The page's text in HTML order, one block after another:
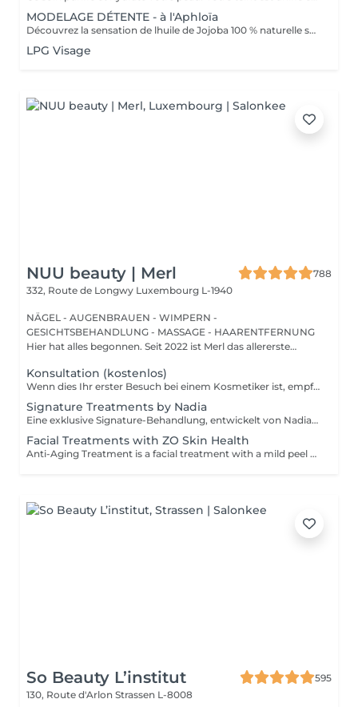
MODELAGE DÉTENTE - à l'Aphloïa
Découvrez la sensation de lhuile de Jojoba 100 % naturelle sur votre peau. Nourrie, votre peau retrouve tout son confort. Libéré de ses tensions grâce aux mains habiles de notre esthéticienne, votre visage est détendu. Bénéfices : Nourrie, votre peau retrouve tout son confort.
LPG Visage
NUU beauty | Merl
788
332, Route de Longwy Luxembourg L-1940
NÄGEL - AUGENBRAUEN - WIMPERN -
GESICHTSBEHANDLUNG - MASSAGE - HAARENTFERNUNG
Hier hat alles begonnen. Seit 2022 ist Merl das allererste
Konsultation (kostenlos)
Wenn dies Ihr erster Besuch bei einem Kosmetiker ist, empfehlen wir, mit einer Beratung zu beginnen. Wie wird die Beratung durchgeführt? - nur Beratung - Wir bestimmen Ihren Hauttyp, besprechen Ihre gewünschten Ergebnisse, helfen Ihnen bei der Auswahl der richtigen Hautpflegeprodukte und entscheiden, welche Behandlung Ihre spezifischen Anliegen am besten anspricht. - Beratung + erste Behandlung - Wir bestimmen Ihren Hauttyp, besprechen Ihre gewünschten Ergebnisse, helfen Ihnen bei der Auswahl der richtigen Hautpflegeprodukte und entscheiden, welche Behandlung Ihre spezifischen Anliegen am besten anspricht. Wir führen die erste Behandlung direkt nach der Beratung durch.
Signature Treatments by Nadia
Eine exklusive Signature-Behandlung, entwickelt von Nadia, unserer Kosmetikerin, speziell für die empfindliche Augen- und Hals-/Dekolletépartie. Sie spendet intensive Feuchtigkeit und verbessert die Elastizität der Haut, wodurch Festigkeit, Geschmeidigkeit und ein sichtbar frischeres, revitalisiertes Hautbild gefördert werden. Die Behandlung hilft, das Erscheinungsbild feiner Linien zu reduzieren, verleiht der Augenpartie einen sanften aufhellenden Effekt und sorgt für ein natürliches Lifting-Ergebnis für einen erholten Blick und ein jugendlicheres Aussehen. Eine weitere Option kombiniert die intensive Feuchtigkeitspflege für Augen- und Halsbereich mit einer vollständigen Gesichtsbehandlung und bietet so ein besonders umfassendes Pflegeerlebnis.
Facial Treatments with ZO Skin Health
Anti-Aging Treatment is a facial treatment with a mild peel designed to restore hydration, smooth dry, rough texture, soften lines and strengthen skin to prevent future aging and skin damage. Redness Treatment is a facial treatment with a mild peel designed to calm skin and minimize symptoms associated with red, sensitized skin, including rosacea. Ultra Hydration Treatment is a facial treatment with a mild peel designed to soothe skin and restore hydration in dry, dehydrated skin. Skin Brightening Treatment is a facial treatment with a mild peel designed to target mild discoloration and restore a more even skin tone. Acne + Oil Control Treatment is a facial treatment with a mild peel to decongest pores, absorb excess surface oil, target blemishes and prevent future breakouts. Enzyme Facial Treatment is a gentle, effective facial treatment with enzymatic exfoliation to revive dull skin, replenish hydration, soothe skin and restore healthy skin barrier to strengthen skin. Stimulator Peel is the perfect lunchtime peel, gentle enough for all skin types. An effective blend of AHAs provide immediately healthier, glowing skin with no downtime. Added antioxidants and anti-irritants neutralize free radicals and calm the skin.
So Beauty L’institut
595
130, Route d'Arlon Strassen L-8008